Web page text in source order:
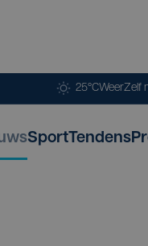
25°CWeerZelf
SportTendens